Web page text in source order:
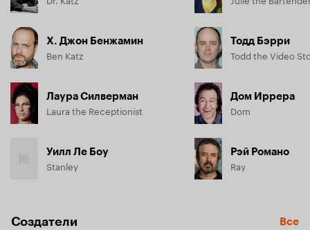
Х. Джон Бенжамин
Ben Katz
Лаура Силверман
Laura the Receptionist
Уилл Ле Боу
Stanley
Тодд Бэрри
Todd the Video
Дом Иррера
Dom
Рэй Романо
Ray
Создатели Все